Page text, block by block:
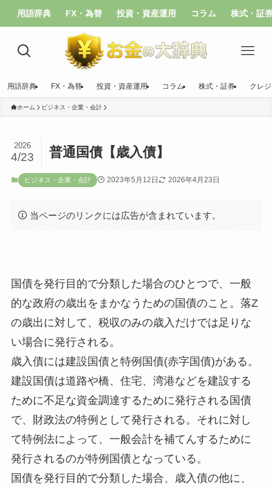
用語辞典 FX・為替 投資・資産運用 コラム 株式・証
用語辞典 FX・為替 投資・資産運用 コラム 株式・証券 クレ
ホーム ビジネス・企業・会計
普通国債【歳入債】
2026
4/23
ビジネス・企業・会計 2023年5月12日 2026年4月23日
当ページのリンクには広告が含まれています。
国債を発行目的で分類した場合のひとつで、一般
的な政府の歳出をまかなうための国債のこと。落Z
の歳出に対して、税収のみの歳入だけでは足りな
い場合に発行される。
歳入債には建設国債と特例国債(赤字国債)がある。
建設国債は道路や橋、住宅、湾港などを建設する
ために不足な資金調達するために発行される国債
で、財政法の特例として発行される。それに対し
て特例法によって、一般会計を補てんするために
発行されるのが特例国債となっている。
国債を発行目的で分類した場合、歳入債の他に、